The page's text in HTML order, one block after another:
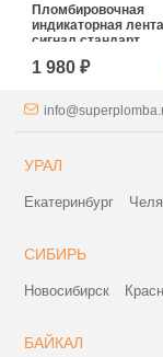
Пломбировочная
индикаторная
сигнал стандарт
1 980 ₽
УРАЛ
Екатеринбург
СИБИРЬ
Новосибирск
БАЙКАЛ